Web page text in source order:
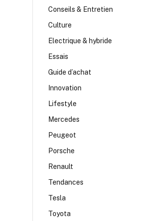
Conseils & Entretien
Culture
Electrique & hybride
Essais
Guide d’achat
Innovation
Lifestyle
Mercedes
Peugeot
Porsche
Renault
Tendances
Tesla
Toyota